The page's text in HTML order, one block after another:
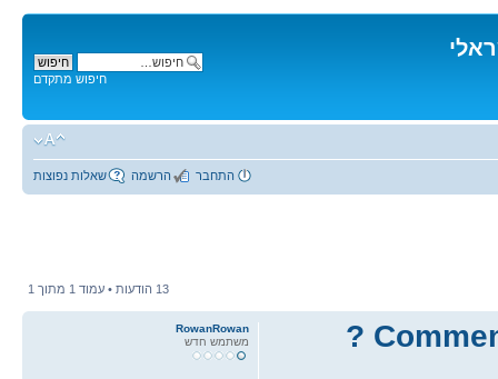
חיפוש מתקדם
שאלות נפוצות הרשמה התחבר
13 הודעות • עמוד 1 מתוך 1
RowanRowan
משתמש חדש